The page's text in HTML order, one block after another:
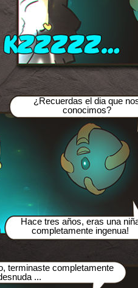
¿Recuerdas el dia que
conocimos?
Hace tres años, eras una
completamente ingenua!
terminaste completamente
...